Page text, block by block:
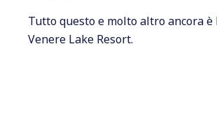
Tutto questo e molto altro ancora è
Venere Lake Resort.